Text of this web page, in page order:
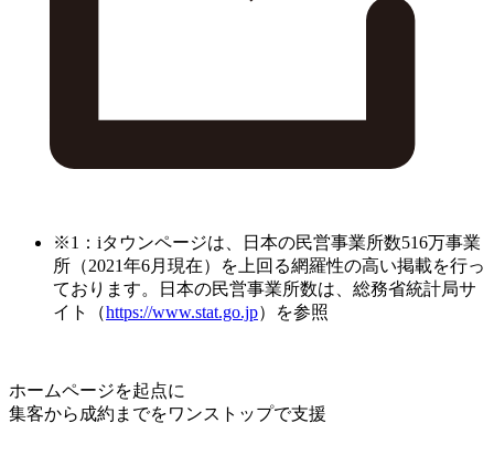
※1：iタウンページは、日本の民営事業所数516万事業
所（2021年6月現在）を上回る網羅性の高い掲載を行っ
ております。日本の民営事業所数は、総務省統計局サ
イト（https://www.stat.go.jp）を参照
ホームページを起点に
集客から成約までをワンストップで支援